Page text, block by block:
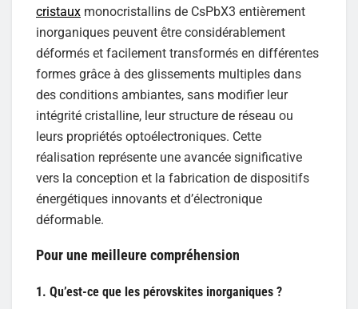
cristaux monocristallins de CsPbX3 entièrement
inorganiques peuvent être considérablement
déformés et facilement transformés en différentes
formes grâce à des glissements multiples dans
des conditions ambiantes, sans modifier leur
intégrité cristalline, leur structure de réseau ou
leurs propriétés optoélectroniques. Cette
réalisation représente une avancée significative
vers la conception et la fabrication de dispositifs
énergétiques innovants et d’électronique
déformable.
Pour une meilleure compréhension
1. Qu’est-ce que les pérovskites inorganiques ?